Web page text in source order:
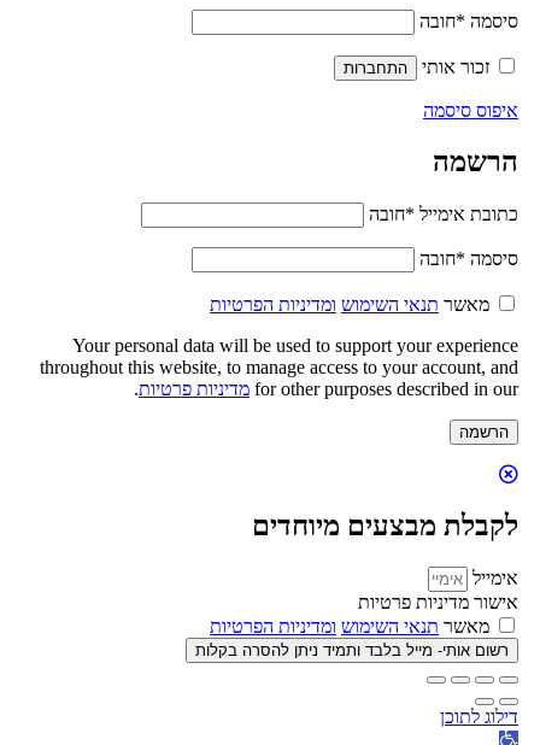
סיסמה *חובה
זכור אותי התחברות
איפוס סיסמה
הרשמה
כתובת אימייל *חובה
סיסמה *חובה
מאשר תנאי השימוש ומדיניות הפרטיות
Your personal data will be used to support your experience
throughout this website, to manage access to your account, and
for other purposes described in our מדיניות פרטיות.
הרשמה
לקבלת מבצעים מיוחדים
אימייל
אישור מדיניות פרטיות
מאשר תנאי השימוש ומדיניות הפרטיות
רשום אותי- מייל בלבד ותמיד ניתן להסרה בקלות
דילוג לתוכן
פתח